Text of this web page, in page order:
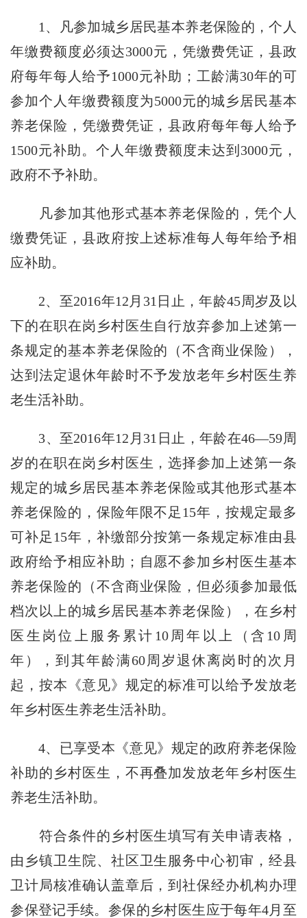
1、凡参加城乡居民基本养老保险的，个人
年缴费额度必须达3000元，凭缴费凭证，县政
府每年每人给予1000元补助；工龄满30年的可
参加个人年缴费额度为5000元的城乡居民基本
养老保险，凭缴费凭证，县政府每年每人给予
1500元补助。个人年缴费额度未达到3000元，
政府不予补助。
凡参加其他形式基本养老保险的，凭个人
缴费凭证，县政府按上述标准每人每年给予相
应补助。
2、至2016年12月31日止，年龄45周岁及以
下的在职在岗乡村医生自行放弃参加上述第一
条规定的基本养老保险的（不含商业保险），
达到法定退休年龄时不予发放老年乡村医生养
老生活补助。
3、至2016年12月31日止，年龄在46—59周
岁的在职在岗乡村医生，选择参加上述第一条
规定的城乡居民基本养老保险或其他形式基本
养老保险的，保险年限不足15年，按规定最多
可补足15年，补缴部分按第一条规定标准由县
政府给予相应补助；自愿不参加乡村医生基本
养老保险的（不含商业保险，但必须参加最低
档次以上的城乡居民基本养老保险），在乡村
医生岗位上服务累计10周年以上（含10周
年），到其年龄满60周岁退休离岗时的次月
起，按本《意见》规定的标准可以给予发放老
年乡村医生养老生活补助。
4、已享受本《意见》规定的政府养老保险
补助的乡村医生，不再叠加发放老年乡村医生
养老生活补助。
符合条件的乡村医生填写有关申请表格，
由乡镇卫生院、社区卫生服务中心初审，经县
卫计局核准确认盖章后，到社保经办机构办理
参保登记手续。参保的乡村医生应于每年4月至